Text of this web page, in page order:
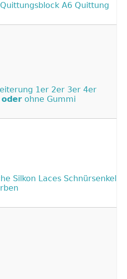
A6 Quittung
1er 2er 3er 4er
oder ohne Gummi
Silkon Laces Schnürsenkel